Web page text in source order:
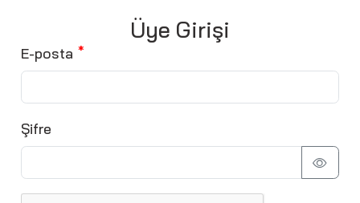
Üye Girişi
E-posta
Şifre